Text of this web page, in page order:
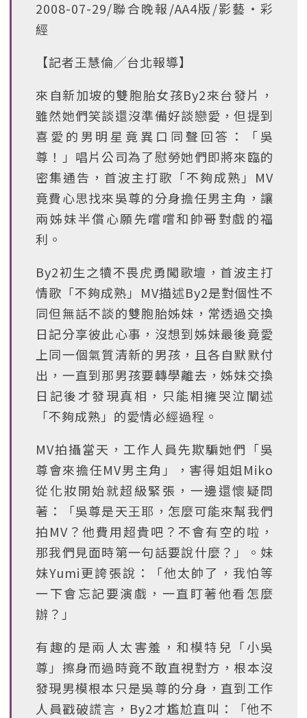
2008-07-29/聯合晚報/AA4版/影藝‧彩
經
【記者王慧倫╱台北報導】
來自新加坡的雙胞胎女孩By2來台發片，
雖然她們笑談還沒準備好談戀愛，但提到
喜愛的男明星竟異口同聲回答：「吳
尊！」唱片公司為了慰勞她們即將來臨的
密集通告，首波主打歌「不夠成熟」MV
竟費心思找來吳尊的分身擔任男主角，讓
兩姊妹半償心願先嚐嚐和帥哥對戲的福
利。
By2初生之犢不畏虎勇闖歌壇，首波主打
情歌「不夠成熟」MV描述By2是對個性不
同但無話不談的雙胞胎姊妹，常透過交換
日記分享彼此心事，沒想到姊妹最後竟愛
上同一個氣質清新的男孩，且各自默默付
出，一直到那男孩要轉學離去，姊妹交換
日記後才發現真相，只能相擁哭泣闡述
「不夠成熟」的愛情必經過程。
MV拍攝當天，工作人員先欺騙她們「吳
尊會來擔任MV男主角」，害得姐姐Miko
從化妝開始就超級緊張，一邊還懷疑問
著：「吳尊是天王耶，怎麼可能來幫我們
拍MV？他費用超貴吧？不會有空的啦，
那我們見面時第一句話要說什麼？」。妹
妹Yumi更誇張說：「他太帥了，我怕等
一下會忘記要演戲，一直盯著他看怎麼
辦？」
有趣的是兩人太害羞，和模特兒「小吳
尊」擦身而過時竟不敢直視對方，根本沒
發現男模根本只是吳尊的分身，直到工作
人員戳破謊言，By2才尷尬直叫：「他不